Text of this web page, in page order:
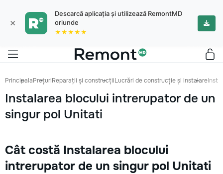
×
Descarcă aplicația și utilizează RemontMD
oriunde
★★★★★
PrincipalaPrețuriReparații și construcțiiLucrări de construcție și instalare
Instalarea blocului intrerupator de un
singur pol Unitati
Cât costă Instalarea blocului
intrerupator de un singur pol Unitati